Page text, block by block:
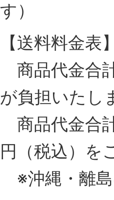
す）
【送料料金表】
商品代金合
が負担いたし
商品代金合
円（税込）を
※沖縄・離島